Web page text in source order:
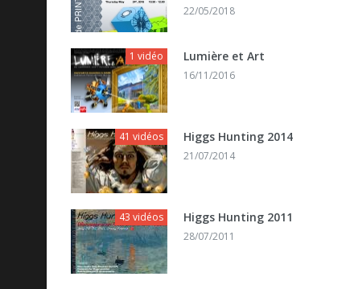
22/05/2018
1 vidéo Lumière et Art
16/11/2016
41 vidéos Higgs Hunting 2014
21/07/2014
43 vidéos Higgs Hunting 2011
28/07/2011